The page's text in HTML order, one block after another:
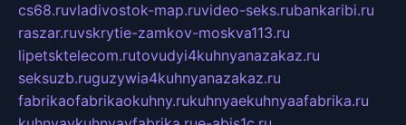
cs68.ruvladivostok-map.ruvideo-seks.rubankaribi.ru
raszar.ruvskrytie-zamkov-moskva113.ru
lipetsktelecom.rutovudyi4kuhnyanazakaz.ru
seksuzb.ruguzywia4kuhnyanazakaz.ru
fabrikaofabrikaokuhny.rukuhnyaekuhnyaafabrika.ru